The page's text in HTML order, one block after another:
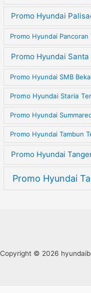
Promo Hyundai
Promo Hyundai Pancoran
Promo Hyundai Santa
Promo Hyundai SMB
Promo Hyundai Staria
Promo Hyundai
Promo Hyundai Tambun
Promo Hyundai
Promo Hyundai
Copyright © 2026